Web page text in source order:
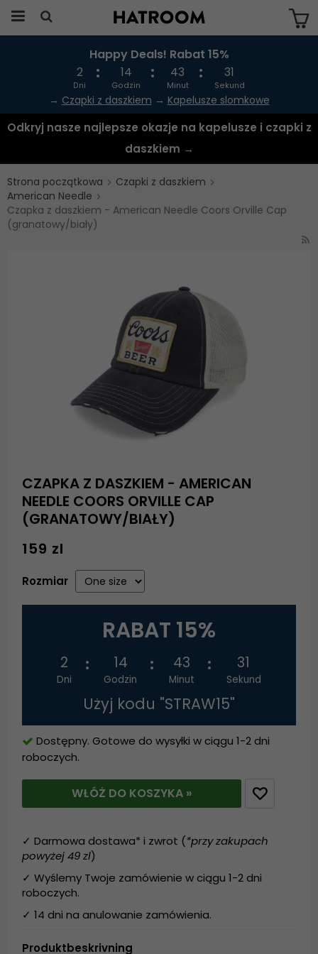
Produkten har blivit tillagd i varukorgen
Happy Deals! Rabat 15%
2
Dni
14
Godzin
43
Minut
30
Sekund
→ Czapki z daszkiem → Kapelusze slomkowe
Odkryj nasze najlepsze okazje na kapelusze i czapki z
daszkiem →
Strona początkowa
Czapki z daszkiem
American Needle
Czapka z daszkiem - American Needle Coors Orville Cap
(granatowy/biały)
CZAPKA Z DASZKIEM - AMERICAN
NEEDLE COORS ORVILLE CAP
(GRANATOWY/BIAŁY)
159 zl
Rozmiar
RABAT 15%
2
Dni
14
Godzin
43
Minut
30
Sekund
Użyj kodu "STRAW15"
Dostępny. Gotowe do wysyłki w ciągu 1-2 dni
roboczych.
WŁÓŻ DO KOSZYKA »
✓ Darmowa dostawa* i zwrot (*przy zakupach
powyżej 49 zl)
✓ Wyślemy Twoje zamówienie w ciągu 1-2 dni
roboczych.
✓ 14 dni na anulowanie zamówienia.
Produktbeskrivning